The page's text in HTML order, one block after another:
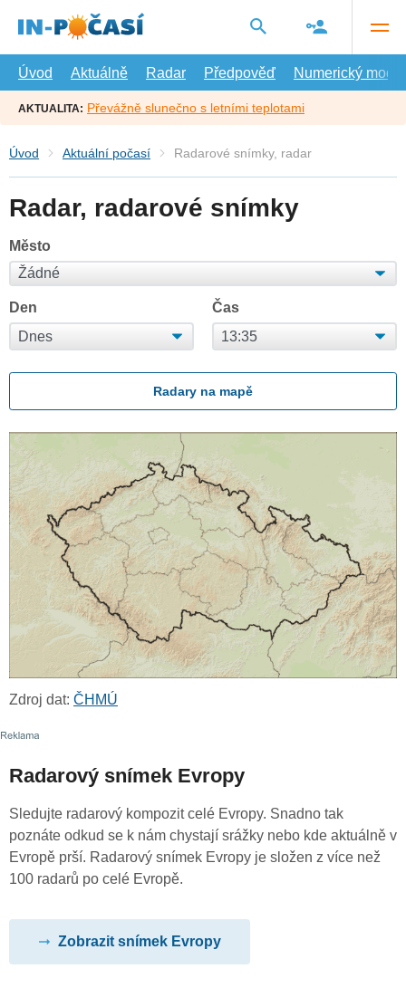
hlavní
Úvod
Aktuálně Radar Předpověď Numerický model
AKTUALITA: Převážně slunečno s letními teplotami
Úvod Aktuální počasí Radarové snímky, radar
Radar, radarové snímky
Město
Den Čas
Radary na mapě
Zdroj dat: ČHMÚ
Radarový snímek Evropy
Sledujte radarový kompozit celé Evropy. Snadno tak
poznáte odkud se k nám chystají srážky nebo kde aktuálně v
Evropě prší. Radarový snímek Evropy je složen z více než
100 radarů po celé Evropě.
Zobrazit snímek Evropy